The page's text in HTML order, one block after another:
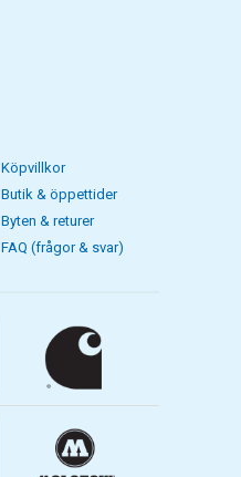
Köpvillkor
Butik & öppettider
Byten & returer
FAQ (frågor & svar)